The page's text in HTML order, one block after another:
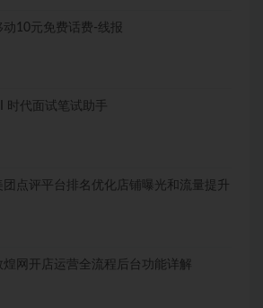
动10元免费话费-线报
时代面试笔试助手
团点评平台排名优化店铺曝光和流量提升
煌网开店运营全流程后台功能详解